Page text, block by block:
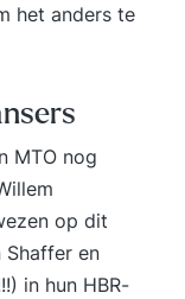
het anders te
MTO nog
op dit
en
in hun HBR-